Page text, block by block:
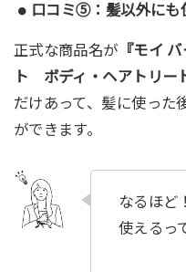
口コミ⑤：髪以外にも
正式な商品名が 『モイ
ト ボディ・ヘアトリー
だけあって、髪に使った
ができます。
なるほど
使えるっ